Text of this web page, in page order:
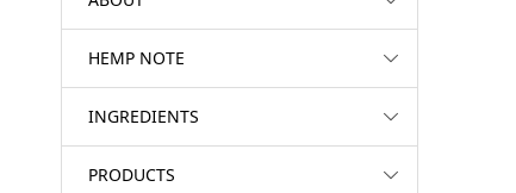
HEMP NOTE
INGREDIENTS
PRODUCTS